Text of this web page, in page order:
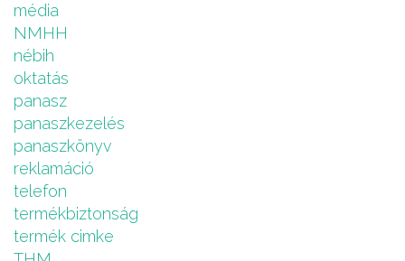
média
NMHH
nébih
oktatás
panasz
panaszkezelés
panaszkönyv
reklamáció
telefon
termékbiztonság
termék cimke